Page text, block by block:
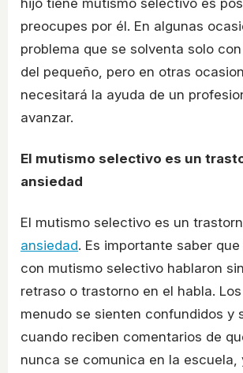
hijo tiene mutismo selectivo es
preocupes por él. En algunas
problema que se solventa solo
del pequeño, pero en otras
necesitará la ayuda de un
avanzar.
El mutismo selectivo es un
ansiedad
El mutismo selectivo es un
ansiedad. Es importante saber
con mutismo selectivo hablaron
retraso o trastorno en el habla.
menudo se sienten confundidos y
cuando reciben comentarios de
nunca se comunica en la escuela,